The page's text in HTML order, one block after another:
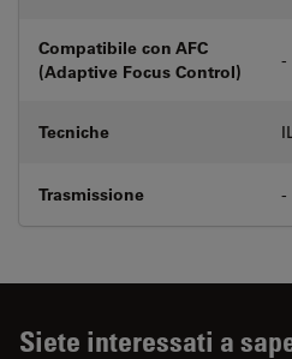
Compatibile con AFC
(Adaptive Focus Control)
-
Tecniche
Trasmissione -
Siete interessati a